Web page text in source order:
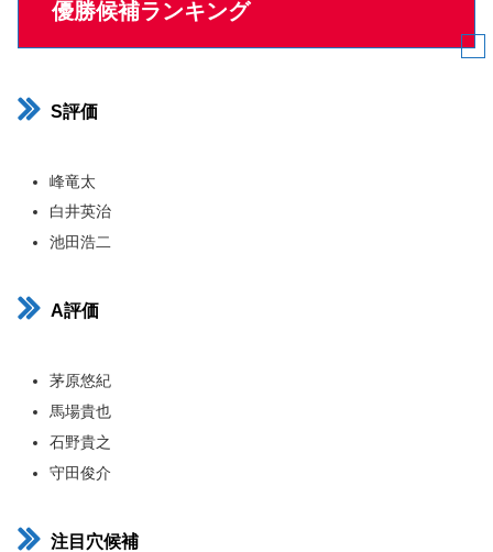
優勝候補ランキング
S評価
峰竜太
白井英治
池田浩二
A評価
茅原悠紀
馬場貴也
石野貴之
守田俊介
注目穴候補